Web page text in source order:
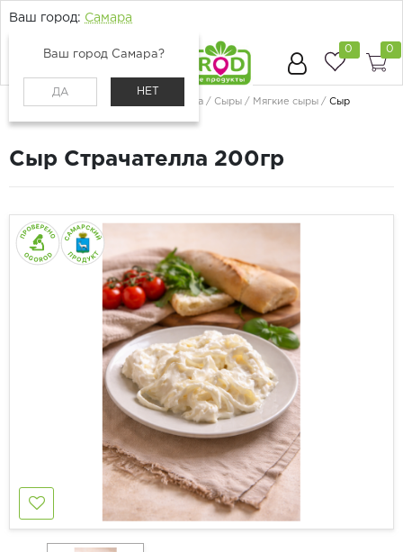
Ваш город: Самара
Ваш город Самара?
ДА НЕТ
0 0
Молоко, сыр, яйца Сыры Мягкие сыры
Сыр
Сыр Страчателла 200гр